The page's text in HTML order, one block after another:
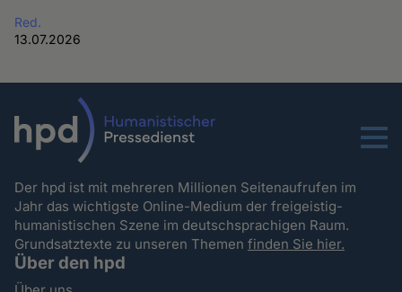
Red.
13.07.2026
Menu
Der hpd ist mit mehreren Millionen Seitenaufrufen im
Jahr das wichtigste Online-Medium der freigeistig-
humanistischen Szene im deutschsprachigen Raum.
Grundsatztexte zu unseren Themenfinden Sie hier.
Über den hpd